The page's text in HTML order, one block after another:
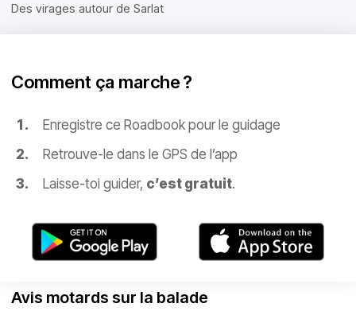
Des virages autour de Sarlat
Comment ça marche ?
Enregistre ce Roadbook pour le guidage
Retrouve-le dans le GPS de l’app
Laisse-toi guider, c’est gratuit.
Avis motards sur la balade